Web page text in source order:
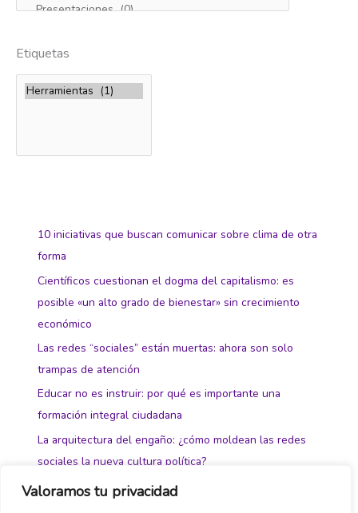
Valoramos tu privacidad
Etiquetas
10 iniciativas que buscan comunicar sobre clima de otra
forma
Científicos cuestionan el dogma del capitalismo: es
posible «un alto grado de bienestar» sin crecimiento
económico
Las redes “sociales” están muertas: ahora son solo
trampas de atención
Educar no es instruir: por qué es importante una
formación integral ciudadana
La arquitectura del engaño: ¿cómo moldean las redes
sociales la nueva cultura política?